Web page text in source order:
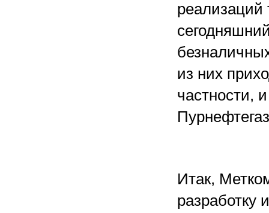
реализаций
из них
частности,
Итак,
разработку